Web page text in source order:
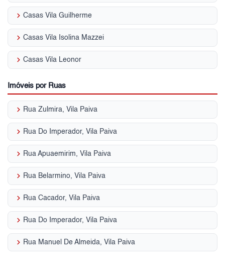
keyboard_arrow_right Casas Vila Guilherme
keyboard_arrow_right Casas Vila Isolina Mazzei
keyboard_arrow_right Casas Vila Leonor
Imóveis por Ruas
keyboard_arrow_right Rua Zulmira, Vila Paiva
keyboard_arrow_right Rua Do Imperador, Vila Paiva
keyboard_arrow_right Rua Apuaemirim, Vila Paiva
keyboard_arrow_right Rua Belarmino, Vila Paiva
keyboard_arrow_right Rua Cacador, Vila Paiva
keyboard_arrow_right Rua Do Imperador, Vila Paiva
keyboard_arrow_right Rua Manuel De Almeida, Vila Paiva